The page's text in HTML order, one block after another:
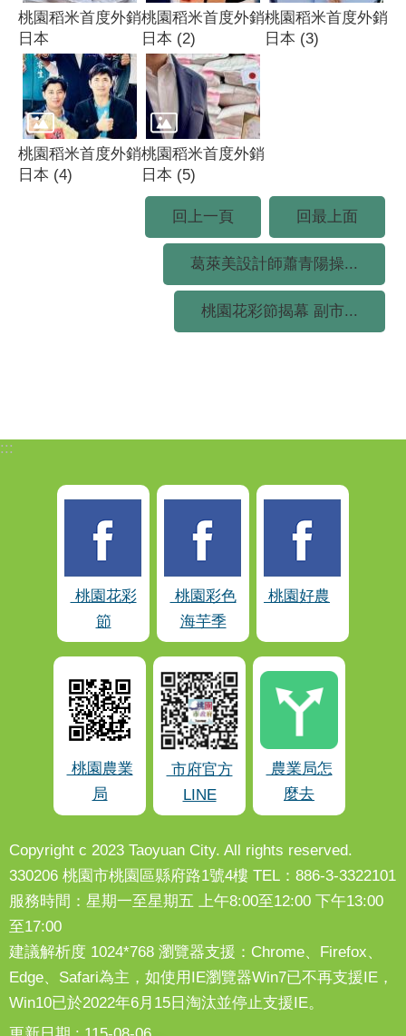
桃園稻米首度外銷
日本
桃園稻米首度外銷
日本 (2)
桃園稻米首度外銷
日本 (3)
桃園稻米首度外銷
日本 (4)
桃園稻米首度外銷
日本 (5)
回上一頁 回最上面
葛萊美設計師蕭青陽操...
桃園花彩節揭幕 副市...
:::
桃園花彩
節
桃園彩色
海芋季
桃園好農
桃園農業
局
市府官方
LINE
農業局怎
麼去
Copyright c 2023 Taoyuan City. All rights reserved.
330206 桃園市桃園區縣府路1號4樓 TEL：886-3-3322101
服務時間：星期一至星期五 上午8:00至12:00 下午13:00
至17:00
建議解析度 1024*768 瀏覽器支援：Chrome、Firefox、
Edge、Safari為主，如使用IE瀏覽器Win7已不再支援IE，
Win10已於2022年6月15日淘汰並停止支援IE。